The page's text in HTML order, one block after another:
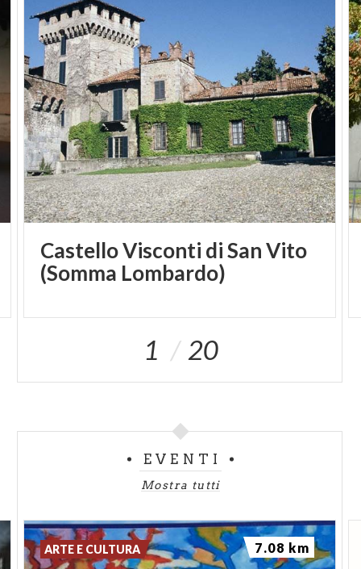
Castello Visconti di San Vito
(Somma Lombardo)
1 20
EVENTI
Mostra tutti
ARTE E CULTURA 7.08 km